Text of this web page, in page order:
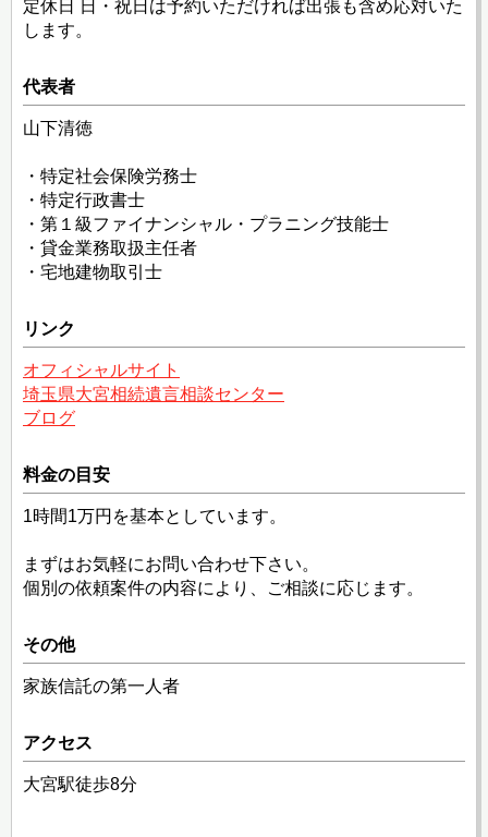
定休日 日・祝日は予約いただければ出張も含め応対いた
します。
代表者
山下清徳
・特定社会保険労務士
・特定行政書士
・第１級ファイナンシャル・プラニング技能士
・貸金業務取扱主任者
・宅地建物取引士
リンク
オフィシャルサイト
埼玉県大宮相続遺言相談センター
ブログ
料金の目安
1時間1万円を基本としています。
まずはお気軽にお問い合わせ下さい。
個別の依頼案件の内容により、ご相談に応じます。
その他
家族信託の第一人者
アクセス
大宮駅徒歩8分